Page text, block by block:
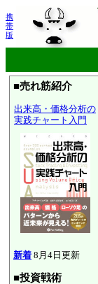
携
帯
版
■売れ筋紹介
出来高・価格分析の
実践チャート入門
新着 8月4日更新
■投資戦術